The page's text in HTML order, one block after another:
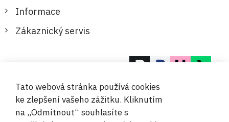
Informace
Zákaznický servis
Tato webová stránka používá cookies
ke zlepšení vašeho zážitku. Kliknutím
na „Odmítnout“ souhlasíte s